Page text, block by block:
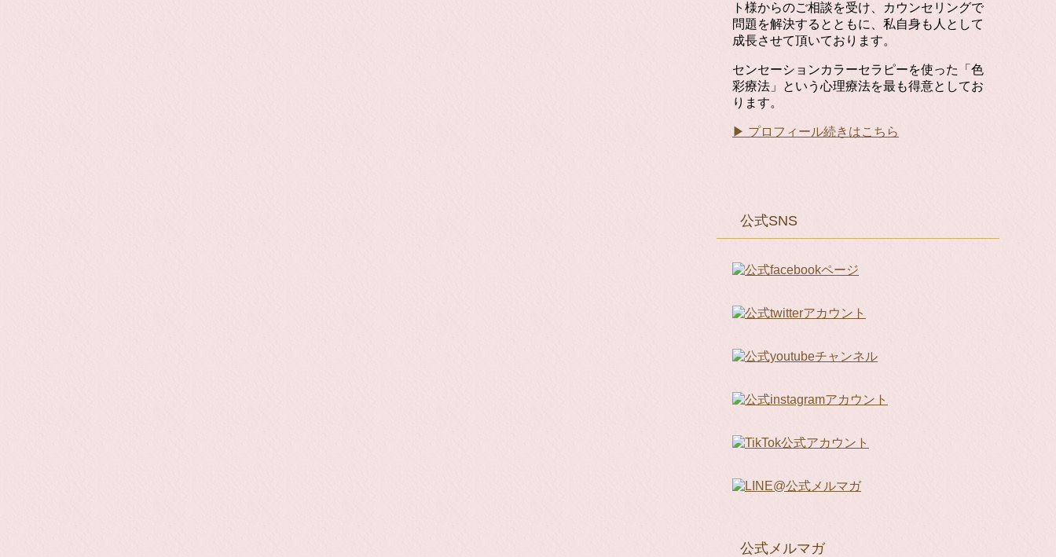
ト様からのご相談を受け、カウンセリングで
問題を解決するとともに、私自身も人として
成長させて頂いております。
センセーションカラーセラピーを使った「色
彩療法」という心理療法を最も得意としてお
ります。
▶ プロフィール続きはこちら
公式SNS
公式メルマガ